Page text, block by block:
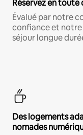
Réservez en
Évalué par notre
confiance et
séjour longue
Des logements
nomades